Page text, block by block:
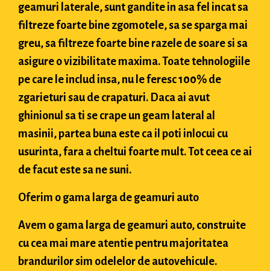
geamuri laterale, sunt gandite in asa fel incat sa
filtreze foarte bine zgomotele, sa se sparga mai
greu, sa filtreze foarte bine razele de soare si sa
asigure o vizibilitate maxima. Toate tehnologiile
pe care le includ insa, nu le feresc 100% de
zgarieturi sau de crapaturi. Daca ai avut
ghinionul sa ti se crape un geam lateral al
masinii, partea buna este ca il poti inlocui cu
usurinta, fara a cheltui foarte mult. Tot ceea ce ai
de facut este sa ne suni.
Oferim o gama larga de geamuri auto
Avem o gama larga de geamuri auto, construite
cu cea mai mare atentie pentru majoritatea
brandurilor sim odelelor de autovehicule.